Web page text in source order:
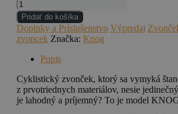
Pridať do košíka
Doplnky a Príslušenstvo Výpredaj
zvoncek Značka: Knog
Popis
Cyklistický zvonček, ktorý sa vymyká
z prvotriednych materiálov, nesie
je lahodný a príjemný? To je model